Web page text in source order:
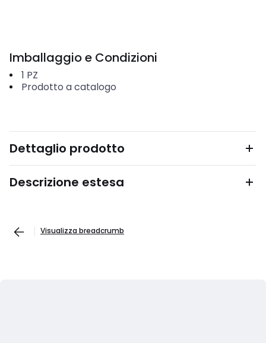
Imballaggio e Condizioni
1 PZ
Prodotto a catalogo
Dettaglio prodotto
Descrizione estesa
Visualizza breadcrumb